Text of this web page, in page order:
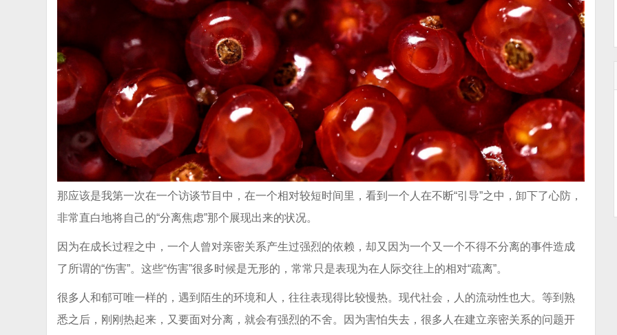
那应该是我第一次在一个访谈节目中，在一个相对较短时间里，看到一个人在不断“引导”之中，卸下了心防，
非常直白地将自己的“分离焦虑”那个展现出来的状况。
因为在成长过程之中，一个人曾对亲密关系产生过强烈的依赖，却又因为一个又一个不得不分离的事件造成
了所谓的“伤害”。这些“伤害”很多时候是无形的，常常只是表现为在人际交往上的相对“疏离”。
很多人和郁可唯一样的，遇到陌生的环境和人，往往表现得比较慢热。现代社会，人的流动性也大。等到熟
悉之后，刚刚热起来，又要面对分离，就会有强烈的不舍。因为害怕失去，很多人在建立亲密关系的问题开